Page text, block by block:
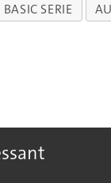
SERIE